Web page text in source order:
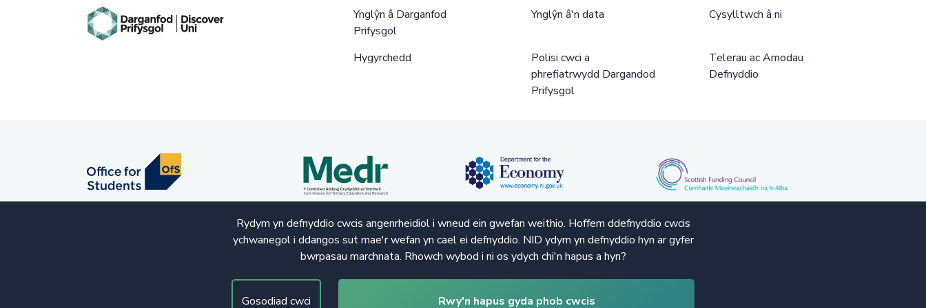
Rydym yn defnyddio cwcis angenrheidiol i wneud ein gwefan weithio. Hoffem ddefnyddio cwcis
ychwanegol i ddangos sut mae'r wefan yn cael ei defnyddio. NID ydym yn defnyddio hyn ar gyfer
bwrpasau marchnata. Rhowch wybod i ni os ydych chi'n hapus a hyn?
Gosodiad cwci Rwy'n hapus gyda phob cwcis
Ynglŷn â Darganfod
Prifysgol
Ynglŷn â'n data Cysylltwch â ni
Hygyrchedd
Polisi cwci a
phrefiatrwydd Dargandod
Prifysgol
Telerau ac Amodau
Defnyddio
© Hawlfraint 2020. Cedwir Pob Hawl